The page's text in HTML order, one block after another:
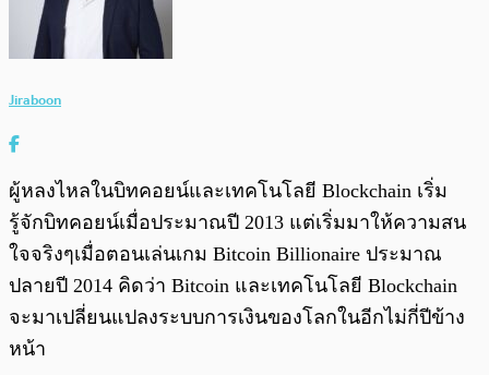
Jiraboon
ผู้หลงไหลในบิทคอยน์และเทคโนโลยี Blockchain เริ่ม
รู้จักบิทคอยน์เมื่อประมาณปี 2013 แต่เริ่มมาให้ความสน
ใจจริงๆเมื่อตอนเล่นเกม Bitcoin Billionaire ประมาณ
ปลายปี 2014 คิดว่า Bitcoin และเทคโนโลยี Blockchain
จะมาเปลี่ยนแปลงระบบการเงินของโลกในอีกไม่กี่ปีข้าง
หน้า